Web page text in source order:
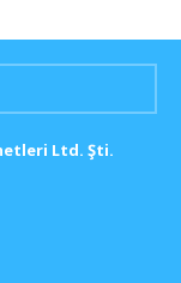
Ltd. Şti.